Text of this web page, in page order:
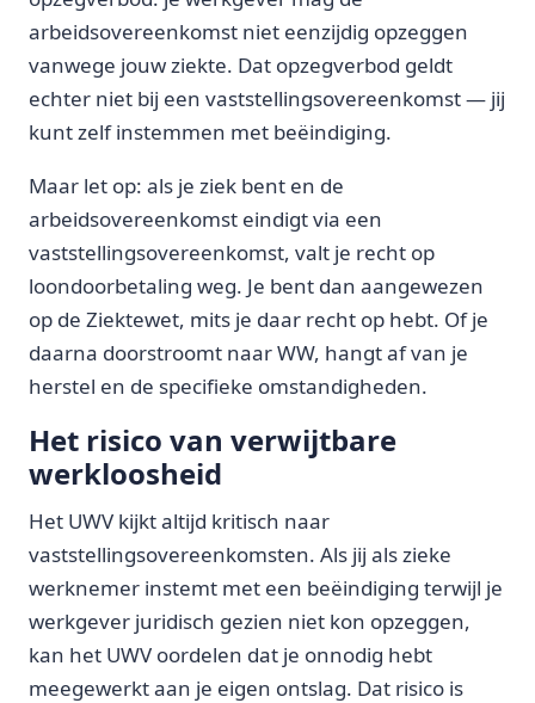
arbeidsovereenkomst niet eenzijdig opzeggen
vanwege jouw ziekte. Dat opzegverbod geldt
echter niet bij een vaststellingsovereenkomst — jij
kunt zelf instemmen met beëindiging.
Maar let op: als je ziek bent en de
arbeidsovereenkomst eindigt via een
vaststellingsovereenkomst, valt je recht op
loondoorbetaling weg. Je bent dan aangewezen
op de Ziektewet, mits je daar recht op hebt. Of je
daarna doorstroomt naar WW, hangt af van je
herstel en de specifieke omstandigheden.
Het risico van verwijtbare
werkloosheid
Het UWV kijkt altijd kritisch naar
vaststellingsovereenkomsten. Als jij als zieke
werknemer instemt met een beëindiging terwijl je
werkgever juridisch gezien niet kon opzeggen,
kan het UWV oordelen dat je onnodig hebt
meegewerkt aan je eigen ontslag. Dat risico is